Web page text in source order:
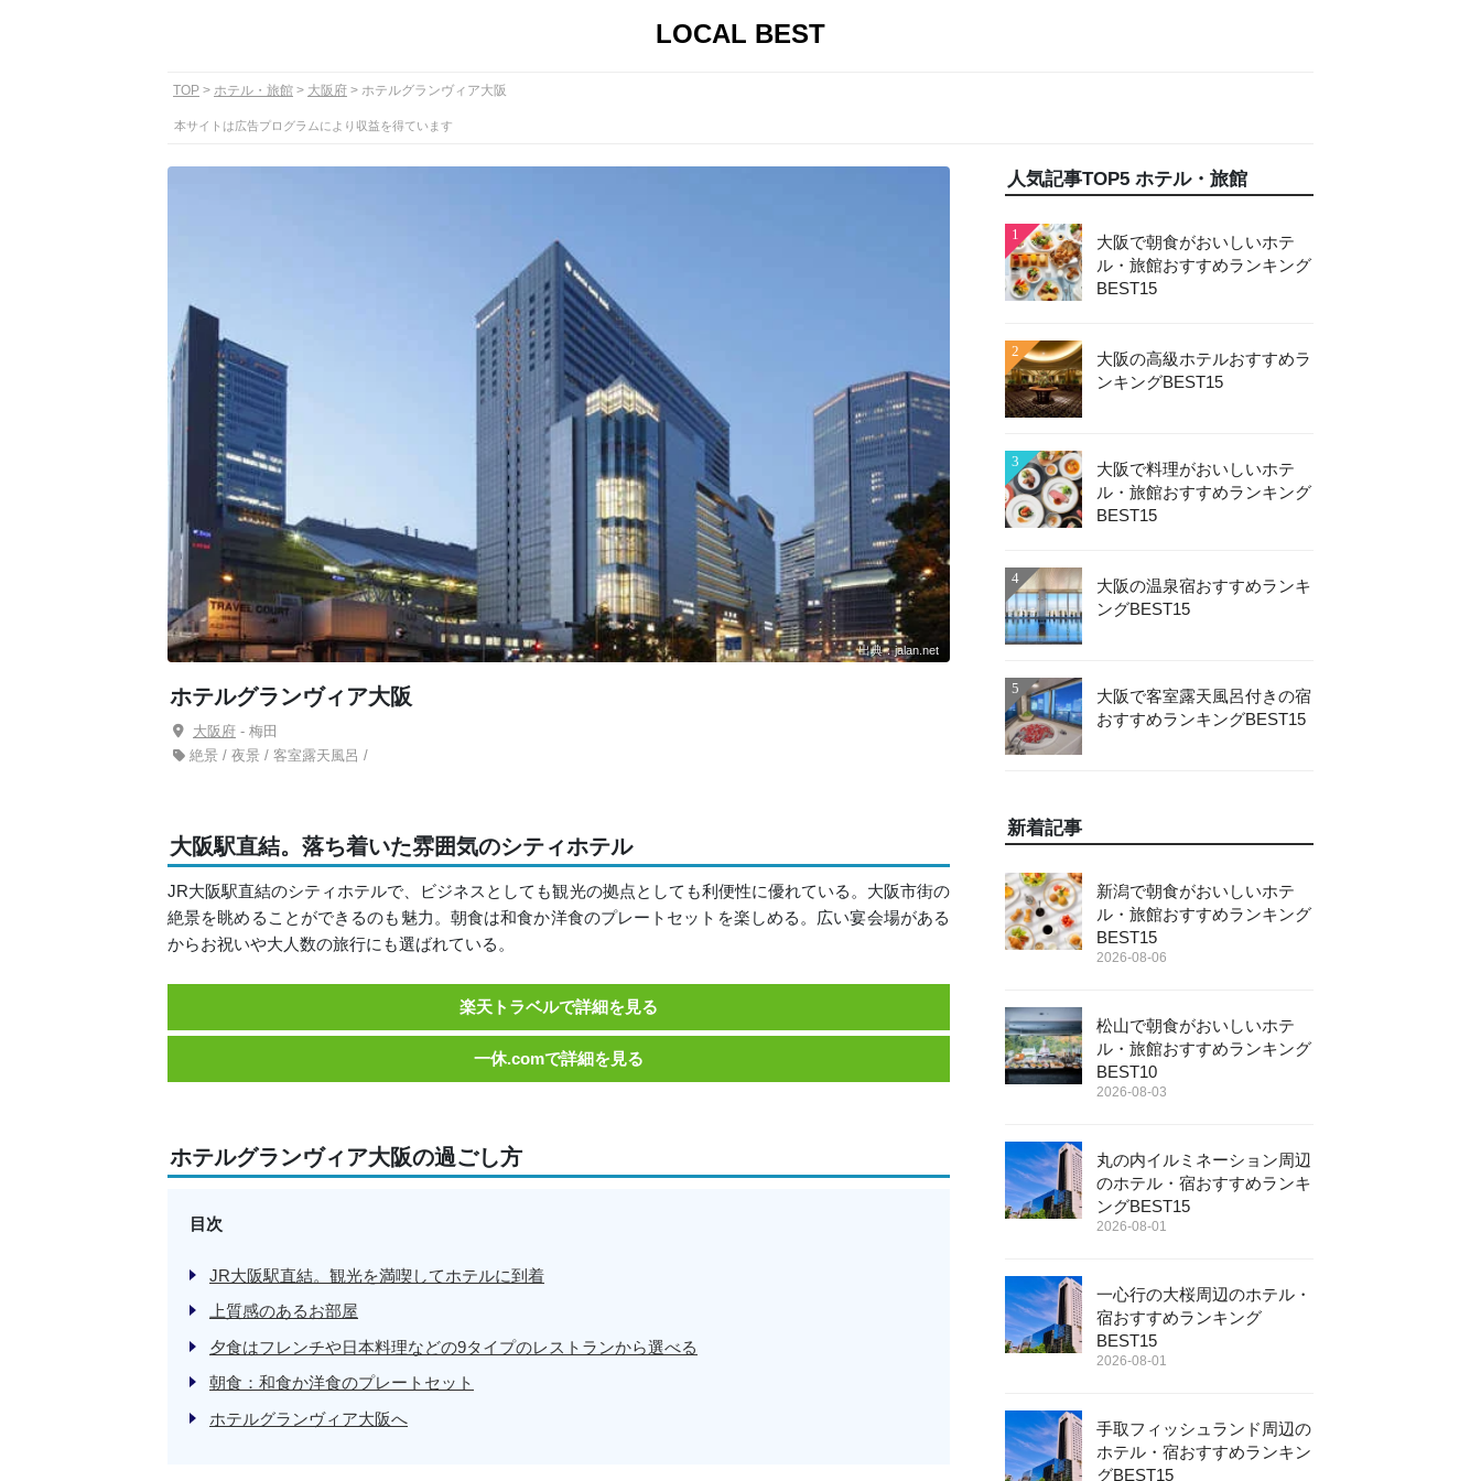
LOCAL BEST
TOP ホテル・旅館 大阪府 ホテルグランヴィア大阪
本サイトは広告プログラムにより収益を得ています
出典：jalan.net
ホテルグランヴィア大阪
大阪府 - 梅田
絶景 / 夜景 / 客室露天風呂 /
大阪駅直結。落ち着いた雰囲気のシティホテル
JR大阪駅直結のシティホテルで、ビジネスとしても観光の拠点としても利便性に優れている。大阪市街の
絶景を眺めることができるのも魅力。朝食は和食か洋食のプレートセットを楽しめる。広い宴会場がある
からお祝いや大人数の旅行にも選ばれている。
楽天トラベルで詳細を見る
一休.comで詳細を見る
ホテルグランヴィア大阪の過ごし方
目次
JR大阪駅直結。観光を満喫してホテルに到着
上質感のあるお部屋
夕食はフレンチや日本料理などの9タイプのレストランから選べる
朝食：和食か洋食のプレートセット
ホテルグランヴィア大阪へ
人気記事TOP5 ホテル・旅館
1
大阪で朝食がおいしいホテ
ル・旅館おすすめランキング
BEST15
2
大阪の高級ホテルおすすめラ
ンキングBEST15
3
大阪で料理がおいしいホテ
ル・旅館おすすめランキング
BEST15
4
大阪の温泉宿おすすめランキ
ングBEST15
5
大阪で客室露天風呂付きの宿
おすすめランキングBEST15
新着記事
新潟で朝食がおいしいホテ
ル・旅館おすすめランキング
BEST15
2026-08-06
松山で朝食がおいしいホテ
ル・旅館おすすめランキング
BEST10
2026-08-03
丸の内イルミネーション周辺
のホテル・宿おすすめランキ
ングBEST15
2026-08-01
一心行の大桜周辺のホテル・
宿おすすめランキング
BEST15
2026-08-01
手取フィッシュランド周辺の
ホテル・宿おすすめランキン
グBEST15